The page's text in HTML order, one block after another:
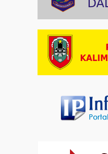
Indonesia
Dalam Zikir dan
Makna Keberagaman
Artikel
Kebangsaan di